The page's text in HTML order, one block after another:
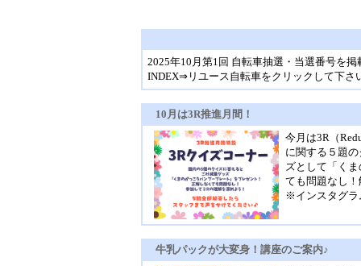
2025年10月第1回 自転車抽選・当選番号を掲
INDEX⇒リユース自転車をクリックして下さ
10月は3R推進月間！
今月は3R（
に関する５題
ズとして「く
ても問題なし
※インスタグラ
牛乳パックが大変身！講座のご案内♪